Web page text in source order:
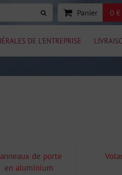
Panier 0 €
DE L'ENTREPRISE
de porte
en aluminium